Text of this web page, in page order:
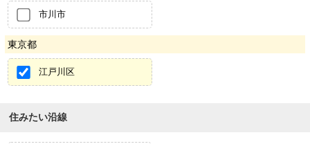
市川市
東京都
江戸川区
住みたい沿線